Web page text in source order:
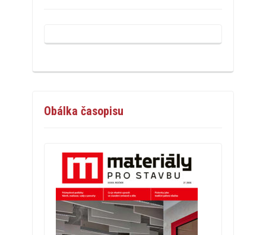
Obálka časopisu